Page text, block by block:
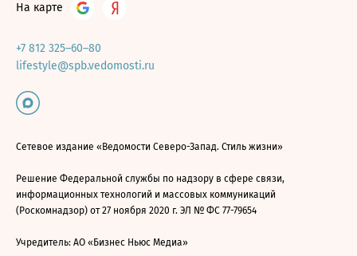
На карте
+7 812 325–60–80
lifestyle@spb.vedomosti.ru
Сетевое издание «Ведомости Северо-Запад. Стиль жизни»
Решение Федеральной службы по надзору в сфере связи,
информационных технологий и массовых коммуникаций
(Роскомнадзор) от 27 ноября 2020 г. ЭЛ № ФС 77-79654
Учредитель: АО «Бизнес Ньюс Медиа»